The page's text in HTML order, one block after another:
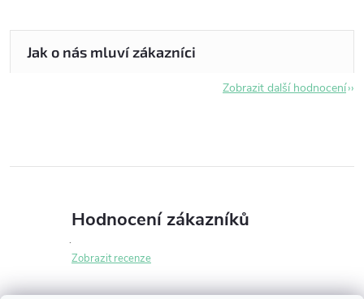
Zobrazit další hodnocení
Hodnocení zákazníků
Zobrazit recenze